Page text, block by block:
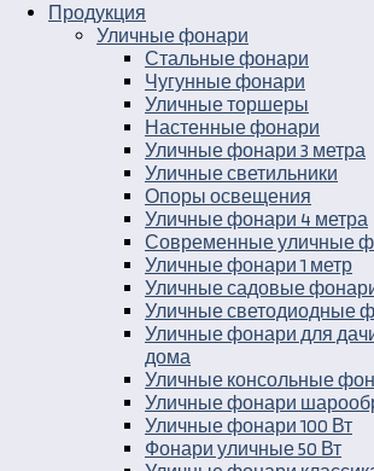
Продукция
Уличные фонари
Стальные фонари
Чугунные фонари
Уличные торшеры
Настенные фонари
Уличные фонари 3 метра
Уличные светильники
Опоры освещения
Уличные фонари 4 метра
Современные уличные
Уличные фонари 1 метр
Уличные садовые
Уличные светодиодные
Уличные фонари для
дома
Уличные консольные
Уличные фонари
Уличные фонари 100 Вт
Фонари уличные 50 Вт